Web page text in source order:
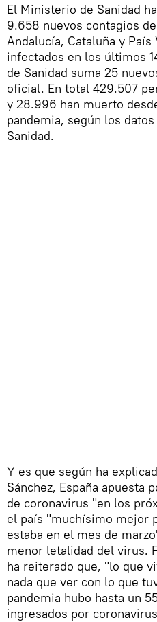
El Ministerio de Sanidad
9.658 nuevos contagios
Andalucía, Cataluña y País
infectados en los últimos
de Sanidad suma 25
oficial. En total 429.507
y 28.996 han muerto
pandemia, según los
Sanidad.
Y es que según ha
Sánchez, España apuesta
de coronavirus "en los
el país "muchísimo mejor
estaba en el mes de
menor letalidad del virus.
ha reiterado que, "lo que
nada que ver con lo que
pandemia hubo hasta un
ingresados por